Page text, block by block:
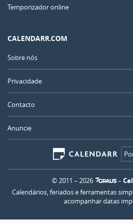
Temporizador online
CALENDARR.COM
Sobre nós
Privacidade
Contacto
Anuncie
© 2011 – 2026 –
Calendários, feriados e ferramentas
acompanhar datas